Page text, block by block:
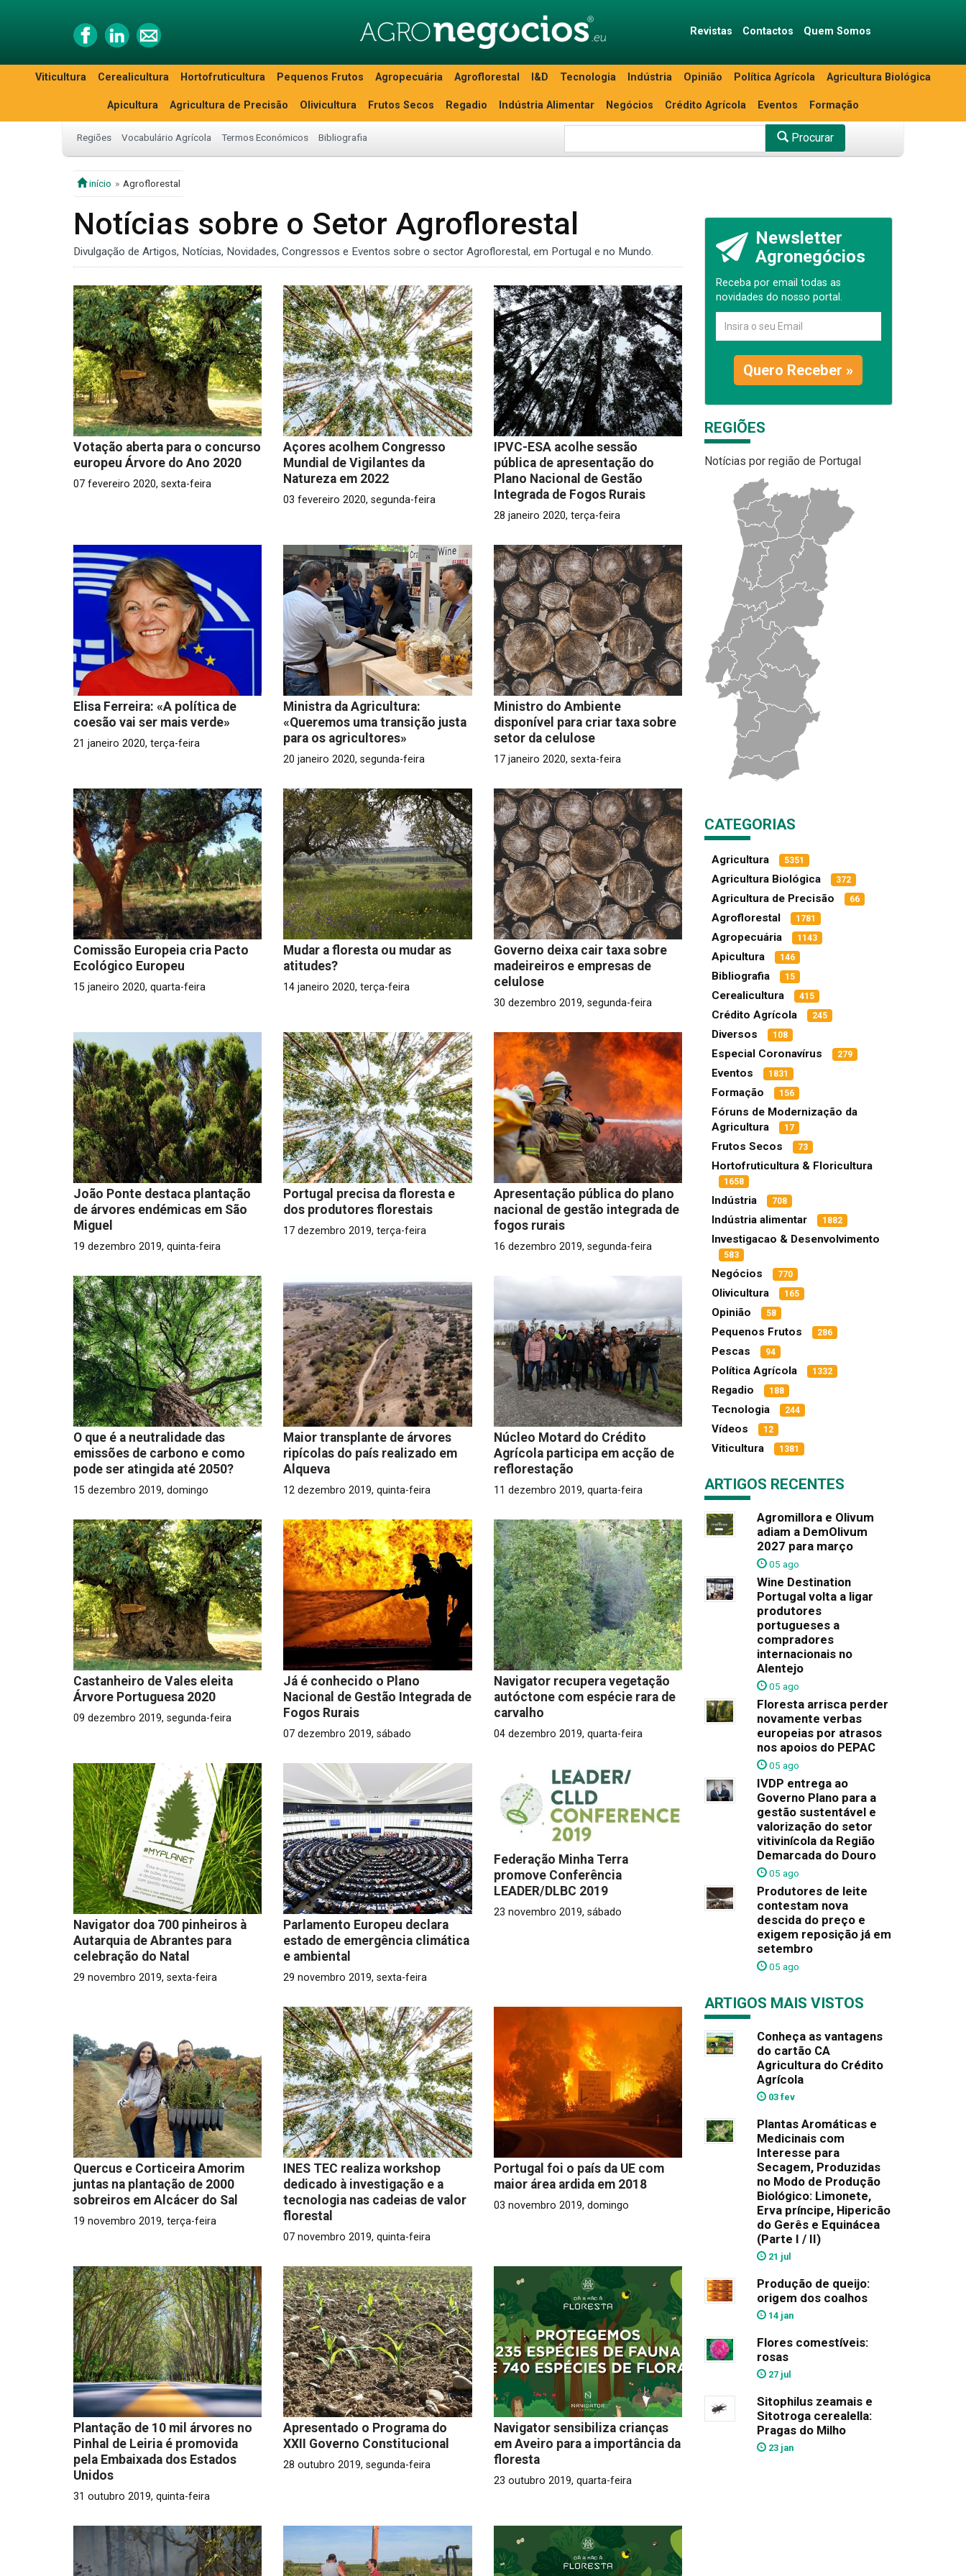
Revistas Contactos Quem Somos
Viticultura Cerealicultura Hortofruticultura Pequenos Frutos Agropecuária Agroflorestal I&D Tecnologia Indústria Opinião Política Agrícola Agricultura Biológica
Apicultura Agricultura de Precisão Olivicultura Frutos Secos Regadio Indústria Alimentar Negócios Crédito Agrícola Eventos Formação
Regiões Vocabulário Agrícola Termos Económicos Bibliografia Procurar
início Agroflorestal
Notícias sobre o Setor Agroflorestal
Divulgação de Artigos, Notícias, Novidades, Congressos e Eventos sobre o sector Agroflorestal, em Portugal e no Mundo.
Votação aberta para o concurso
europeu Árvore do Ano 2020
07 fevereiro 2020, sexta-feira
Açores acolhem Congresso
Mundial de Vigilantes da
Natureza em 2022
03 fevereiro 2020, segunda-feira
IPVC-ESA acolhe sessão
pública de apresentação do
Plano Nacional de Gestão
Integrada de Fogos Rurais
28 janeiro 2020, terça-feira
Elisa Ferreira: «A política de
coesão vai ser mais verde»
21 janeiro 2020, terça-feira
Ministra da Agricultura:
«Queremos uma transição justa
para os agricultores»
20 janeiro 2020, segunda-feira
Ministro do Ambiente
disponível para criar taxa sobre
setor da celulose
17 janeiro 2020, sexta-feira
Comissão Europeia cria Pacto
Ecológico Europeu
15 janeiro 2020, quarta-feira
Mudar a floresta ou mudar as
atitudes?
14 janeiro 2020, terça-feira
Governo deixa cair taxa sobre
madeireiros e empresas de
celulose
30 dezembro 2019, segunda-feira
João Ponte destaca plantação
de árvores endémicas em São
Miguel
19 dezembro 2019, quinta-feira
Portugal precisa da floresta e
dos produtores florestais
17 dezembro 2019, terça-feira
Apresentação pública do plano
nacional de gestão integrada de
fogos rurais
16 dezembro 2019, segunda-feira
O que é a neutralidade das
emissões de carbono e como
pode ser atingida até 2050?
15 dezembro 2019, domingo
Maior transplante de árvores
ripícolas do país realizado em
Alqueva
12 dezembro 2019, quinta-feira
Núcleo Motard do Crédito
Agrícola participa em acção de
reflorestação
11 dezembro 2019, quarta-feira
Castanheiro de Vales eleita
Árvore Portuguesa 2020
09 dezembro 2019, segunda-feira
Já é conhecido o Plano
Nacional de Gestão Integrada de
Fogos Rurais
07 dezembro 2019, sábado
Navigator recupera vegetação
autóctone com espécie rara de
carvalho
04 dezembro 2019, quarta-feira
Navigator doa 700 pinheiros à
Autarquia de Abrantes para
celebração do Natal
29 novembro 2019, sexta-feira
Parlamento Europeu declara
estado de emergência climática
e ambiental
29 novembro 2019, sexta-feira
Federação Minha Terra
promove Conferência
LEADER/DLBC 2019
23 novembro 2019, sábado
Quercus e Corticeira Amorim
juntas na plantação de 2000
sobreiros em Alcácer do Sal
19 novembro 2019, terça-feira
INES TEC realiza workshop
dedicado à investigação e a
tecnologia nas cadeias de valor
florestal
07 novembro 2019, quinta-feira
Portugal foi o país da UE com
maior área ardida em 2018
03 novembro 2019, domingo
Plantação de 10 mil árvores no
Pinhal de Leiria é promovida
pela Embaixada dos Estados
Unidos
31 outubro 2019, quinta-feira
Apresentado o Programa do
XXII Governo Constitucional
28 outubro 2019, segunda-feira
Navigator sensibiliza crianças
em Aveiro para a importância da
floresta
23 outubro 2019, quarta-feira
Newsletter
Agronegócios
Receba por email todas as
novidades do nosso portal.
Quero Receber »
REGIÕES
Notícias por região de Portugal
CATEGORIAS
Agricultura 5351
Agricultura Biológica 372
Agricultura de Precisão 66
Agroflorestal 1781
Agropecuária 1143
Apicultura 146
Bibliografia 15
Cerealicultura 415
Crédito Agrícola 245
Diversos 108
Especial Coronavírus 279
Eventos 1831
Formação 156
Fóruns de Modernização da
Agricultura
17
Frutos Secos 73
Hortofruticultura & Floricultura
1658
Indústria 708
Indústria alimentar 1882
Investigacao & Desenvolvimento
583
Negócios 770
Olivicultura 165
Opinião 58
Pequenos Frutos 286
Pescas 94
Política Agrícola 1332
Regadio 188
Tecnologia 244
Vídeos 12
Viticultura 1381
ARTIGOS RECENTES
Agromillora e Olivum
adiam a DemOlivum
2027 para março
05 ago
Wine Destination
Portugal volta a ligar
produtores
portugueses a
compradores
internacionais no
Alentejo
05 ago
Floresta arrisca perder
novamente verbas
europeias por atrasos
nos apoios do PEPAC
05 ago
IVDP entrega ao
Governo Plano para a
gestão sustentável e
valorização do setor
vitivinícola da Região
Demarcada do Douro
05 ago
Produtores de leite
contestam nova
descida do preço e
exigem reposição já em
setembro
05 ago
ARTIGOS MAIS VISTOS
Conheça as vantagens
do cartão CA
Agricultura do Crédito
Agrícola
03 fev
Plantas Aromáticas e
Medicinais com
Interesse para
Secagem, Produzidas
no Modo de Produção
Biológico: Limonete,
Erva príncipe, Hipericão
do Gerês e Equinácea
(Parte I / II)
21 jul
Produção de queijo:
origem dos coalhos
14 jan
Flores comestíveis:
rosas
27 jul
Sitophilus zeamais e
Sitotroga cerealella:
Pragas do Milho
23 jan